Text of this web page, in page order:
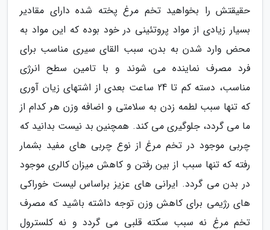
حقیقتش را بخواهید تخم مرغ پخته شده دارای مقادیر
بسیار زیادی از مواد پروتئینی در خود بوده که این مواد به
محض وارد شدن به بدن، سبب القای سیری مناسب برای
فرد مصرف نماینده می شوند و با تامین سطح انرژی
مناسب، دسته کم تا 24 ساعت بعدی از اشتهای زیان آوری
که تنها سبب لطمه زدن به سلامتی و اضافه وزن هر کدام از
ما می گردد، جلوگیری می کند. همچنین بد نیست بدانید که
چربی موجود در تخم مرغ از نوع چربی های مفید بشمار
رفته که تنها سبب از بین رفتن و کاهش میزان کالری موجود
در بدن می گردد. ایرانی های عزیز براساس لیست خوراکی
های رژیمی برای کاهش وزن توجه داشته باشید که مصرف
تخم مرغ نه سبب سکته قلبی می گردد و نه کلسترول